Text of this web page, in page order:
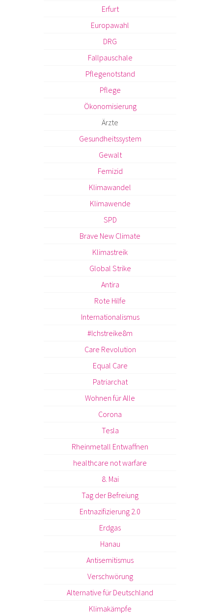
Erfurt
Europawahl
DRG
Fallpauschale
Pflegenotstand
Pflege
Ökonomisierung
Ärzte
Gesundheitssystem
Gewalt
Femizid
Klimawandel
Klimawende
SPD
Brave New Climate
Klimastreik
Global Strike
Antira
Rote Hilfe
Internationalismus
#Ichstreike8m
Care Revolution
Equal Care
Patriarchat
Wohnen für Alle
Corona
Tesla
Rheinmetall Entwaffnen
healthcare not warfare
8. Mai
Tag der Befreiung
Entnazifizierung 2.0
Erdgas
Hanau
Antisemitismus
Verschwörung
Alternative für Deutschland
Klimakämpfe